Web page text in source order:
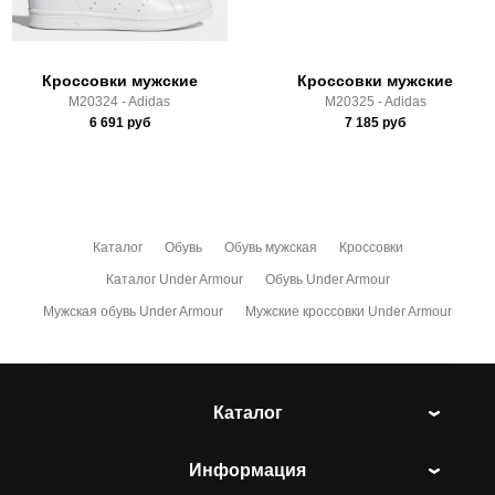
условиями оплаты доставки
Кроссовки мужские
M20324 - Adidas
6 691руб
Кроссовки мужские
M20325 - Adidas
7 185 руб
Каталог Обувь Обувь мужская Кроссовки
Каталог Under Armour Обувь Under Armour
Мужская обувь Under Armour Мужские кроссовки Under Armour
Каталог
Информация